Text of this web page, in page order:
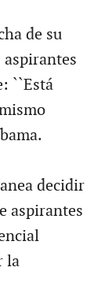
de su
``Está
decidir
aspirantes
la